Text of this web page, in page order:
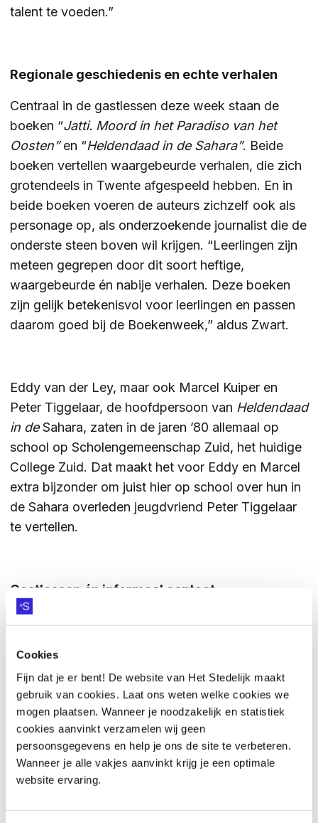
Cookies
Fijn dat je er bent! De website van Het Stedelijk maakt
gebruik van cookies. Laat ons weten welke cookies we
mogen plaatsen. Wanneer je noodzakelijk en statistiek
cookies aanvinkt verzamelen wij geen
persoonsgegevens en help je ons de site te verbeteren.
Wanneer je alle vakjes aanvinkt krijg je een optimale
website ervaring.
talent te voeden.”
Regionale geschiedenis en echte verhalen
Centraal in de gastlessen deze week staan de
boeken “Jatti. Moord in het Paradiso van het
Oosten”en “Heldendaad in de Sahara”. Beide
boeken vertellen waargebeurde verhalen, die zich
grotendeels in Twente afgespeeld hebben. En in
beide boeken voeren de auteurs zichzelf ook als
personage op, als onderzoekende journalist die de
onderste steen boven wil krijgen. “Leerlingen zijn
meteen gegrepen door dit soort heftige,
waargebeurde én nabije verhalen. Deze boeken
zijn gelijk betekenisvol voor leerlingen en passen
daarom goed bij de Boekenweek,” aldus Zwart.
Eddy van der Ley, maar ook Marcel Kuiper en
Peter Tiggelaar, de hoofdpersoon van Heldendaad
in deSahara, zaten in de jaren ’80 allemaal op
school op Scholengemeenschap Zuid, het huidige
College Zuid. Dat maakt het voor Eddy en Marcel
extra bijzonder om juist hier op school over hun in
de Sahara overleden jeugdvriend Peter Tiggelaar
te vertellen.
Gastlessen én informeel contact
ons studieplein, in een van de reguliere pauzes. Zo
krijgen leerlingen van alle klassen de kans
persoonlijk kennis te maken met de uitgenodigde
gastdocenten. Bijvoorbeeld Jocel Flemming uit 5H
maakt hier graag gebruik van: “Ik ga zelf volgend
jaar journalistiek studeren in Zwolle. Van zulke
ervaren journalisten en schrijvers kan ik veel leren!”